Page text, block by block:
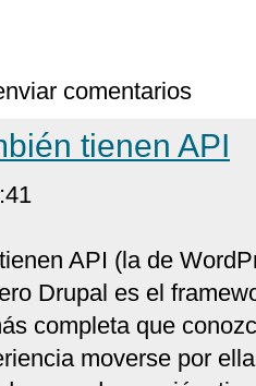
comentarios
tienen API
API (la de
Drupal es el
completa que
moverse por